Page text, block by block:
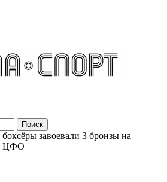
боксёры завоевали 3 бронзы на
ЦФО